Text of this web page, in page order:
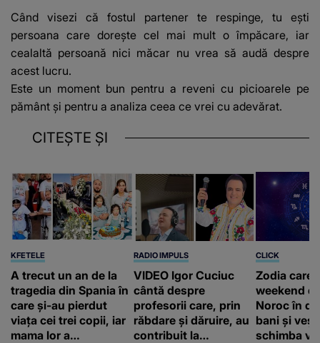
Când visezi că fostul partener te respinge, tu ești
persoana care dorește cel mai mult o împăcare, iar
cealaltă persoană nici măcar nu vrea să audă despre
acest lucru.
Este un moment bun pentru a reveni cu picioarele pe
pământ și pentru a analiza ceea ce vrei cu adevărat.
CITEȘTE ȘI
KFETELE
A trecut un an de la
tragedia din Spania în
care și-au pierdut
viața cei trei copii, iar
mama lor a…
RADIO IMPULS
VIDEO Igor Cuciuc
cântă despre
profesorii care, prin
răbdare și dăruire, au
contribuit la
CLICK
Zodia care
weekend
Noroc în
bani și
schimba